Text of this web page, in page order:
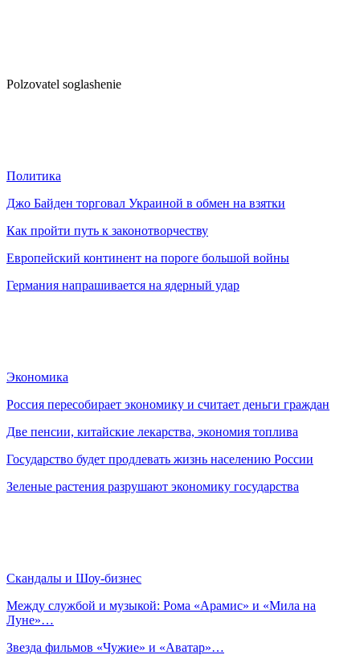
Polzovatel soglashenie
Политика
Джо Байден торговал Украиной в обмен на взятки
Как пройти путь к законотворчеству
Европейский континент на пороге большой войны
Германия напрашивается на ядерный удар
Экономика
Россия пересобирает экономику и считает деньги граждан
Две пенсии, китайские лекарства, экономия топлива
Государство будет продлевать жизнь населению России
Зеленые растения разрушают экономику государства
Скандалы и Шоу-бизнес
Между службой и музыкой: Рома «Арамис» и «Мила на
Луне»…
Звезда фильмов «Чужие» и «Аватар»…